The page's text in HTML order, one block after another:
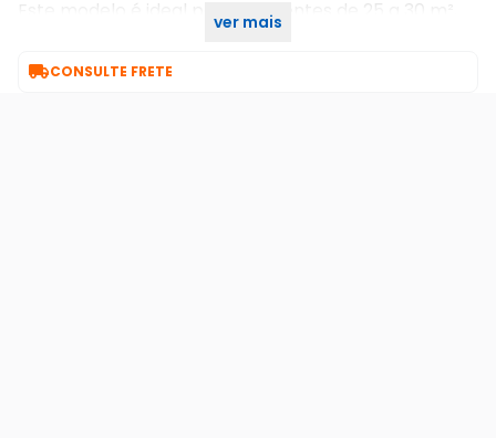
Este modelo é ideal para ambientes de 25 a 30 m²,
ver mais
CONSULTE FRETE